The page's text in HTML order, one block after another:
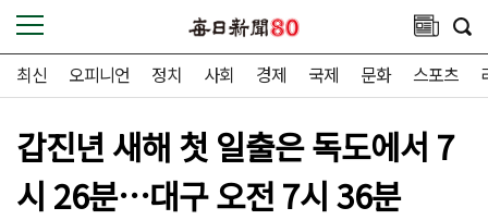
최신 오피니언 정치 사회 경제 국제 문화 스포츠
갑진년 새해 첫 일출은 독도에서 7
시 26분…대구 오전 7시 36분